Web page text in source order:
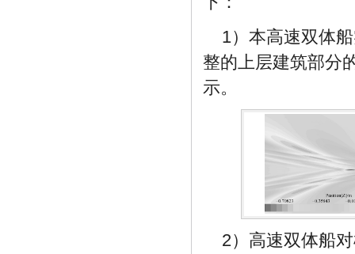
1）本高速双体
整的上层建筑部分
示。
2）高速双体船